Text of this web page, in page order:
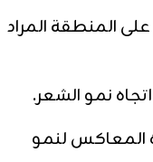
المنطقة المراد
المعاكس لنمو